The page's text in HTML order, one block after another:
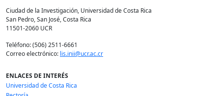
Ciudad de la Investigación, Universidad de Costa Rica
San Pedro, San José, Costa Rica
11501-2060 UCR
Teléfono: (506) 2511-6661
Correo electrónico: lis.inii@ucr.ac.cr
ENLACES DE INTERÉS
Universidad de Costa Rica